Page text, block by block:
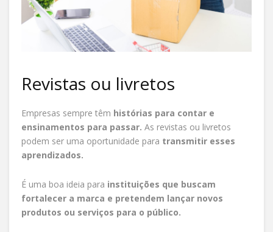
Revistas ou livretos
Empresas sempre têm histórias para contar e
ensinamentos para passar. As revistas ou livretos
podem ser uma oportunidade para transmitir esses
aprendizados.
É uma boa ideia para instituições que buscam
fortalecer a marca e pretendem lançar novos
produtos ou serviços para o público.